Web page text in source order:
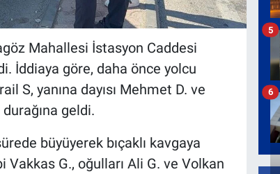
Mahallesi İstasyon Caddesi
İddiaya göre, daha önce yolcu
S, yanına dayısı Mehmet D. ve
durağına geldi.
büyüyerek bıçaklı kavgaya
Vakkas G., oğulları Ali G. ve Volkan
5
6